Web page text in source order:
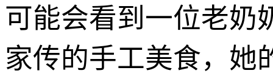
可能会看到一位老奶
家传的手工美食，她